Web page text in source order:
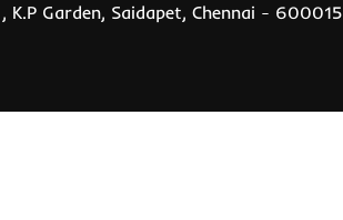
Garden, Saidapet, Chennai - 600015